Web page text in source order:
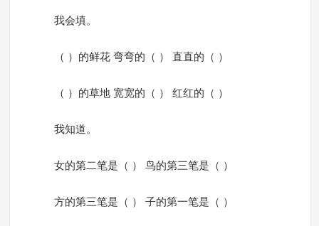
我会填。
（ ）的鲜花 弯弯的（ ） 直直的（ ）
（ ）的草地 宽宽的（ ） 红红的（ ）
我知道。
女的第二笔是（ ） 鸟的第三笔是（ ）
方的第三笔是（ ） 子的第一笔是（ ）